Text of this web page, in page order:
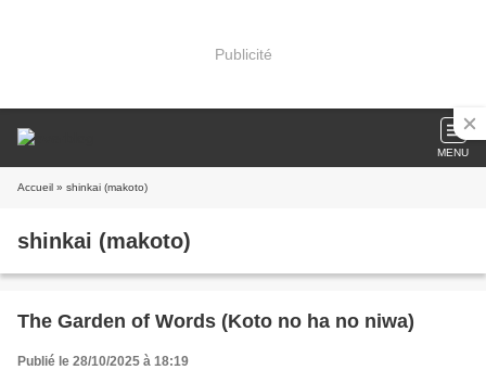
Publicité
MENU
Accueil » shinkai (makoto)
shinkai (makoto)
The Garden of Words (Koto no ha no niwa)
Publié le 28/10/2025 à 18:19